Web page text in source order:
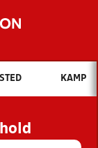
du søge efter?
NYHEDER
OG
KAMP